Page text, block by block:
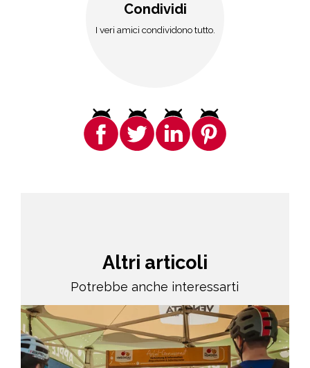
Condividi
I veri amici condividono tutto.
Altri articoli
Potrebbe anche interessarti